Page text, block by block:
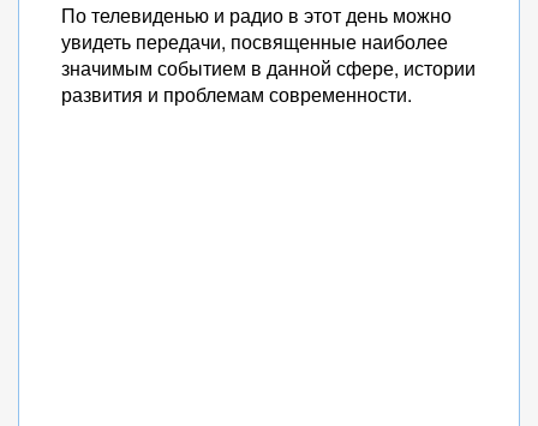
По телевиденью и радио в этот день можно
увидеть передачи, посвященные наиболее
значимым событием в данной сфере, истории
развития и проблемам современности.